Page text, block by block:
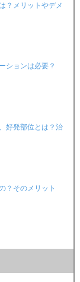
？メリットやデメ
ションは必要？
好発部位とは？治
？そのメリット